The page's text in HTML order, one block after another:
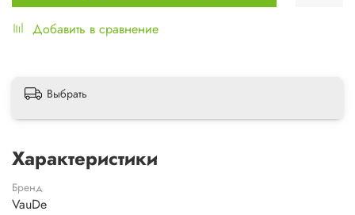
Добавить в сравнение
Выбрать
Характеристики
Бренд
VauDe